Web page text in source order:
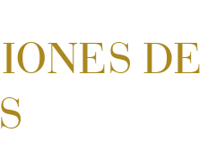
DE